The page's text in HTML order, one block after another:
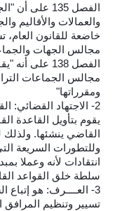
الفصل 135
والعمالات والأقاليم
خاضعة للقانون العام،
مجالس الجهات
الفصل 138
مجالس الجماعات
ومقرراتها"
2- الاجتهاد القضائي:
يقوم بتأويل القاعدة
القاضي ينشئها. ولذلك
وللتطورات السريعة
انتقادات لأنه وعملا
سلطة خلق القواعد
3- العــــرف: هو
تسيير وتنظيم المرافق